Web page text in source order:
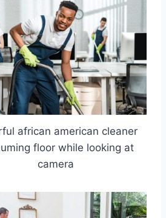
african american cleaner
floor while looking at
camera